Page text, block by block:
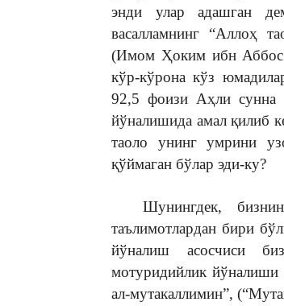
энди улар адашган
васалламнинг “Аллоҳ
(Имом Ҳоким ибн Аббос
кўр-кўрона кўз
92,5 фоизи Аҳли
йўналишида амал қилиб
таоло унинг умрини
қўймаган бўлар эди-ку?
Шунингдек,
таълимотлардан бири
йўналиш асосчиси
мотуридийлик
ал-мутакаллимин”,